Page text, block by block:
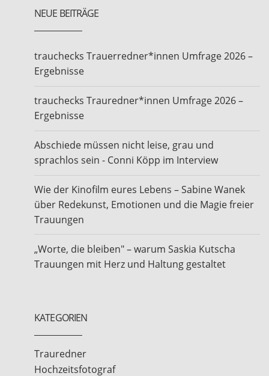
NEUE BEITRÄGE
trauchecks Trauerredner*innen Umfrage 2026 –
Ergebnisse
trauchecks Trauredner*innen Umfrage 2026 –
Ergebnisse
Abschiede müssen nicht leise, grau und
sprachlos sein - Conni Köpp im Interview
Wie der Kinofilm eures Lebens – Sabine Wanek
über Redekunst, Emotionen und die Magie freier
Trauungen
„Worte, die bleiben" – warum Saskia Kutscha
Trauungen mit Herz und Haltung gestaltet
KATEGORIEN
Trauredner
Hochzeitsfotograf